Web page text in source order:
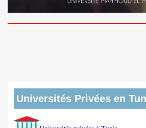
Universités Privées en